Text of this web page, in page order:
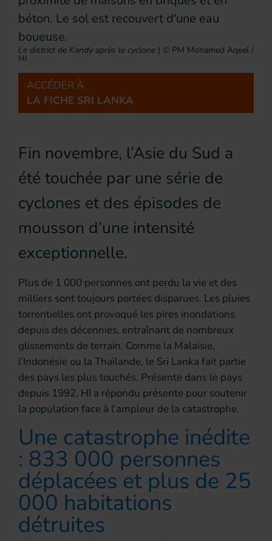
Le district de Kandy après le cyclone | © PM Mohamed Aqeel /
HI
ACCÉDER À
LA FICHE SRI LANKA
Fin novembre, l’Asie du Sud a
été touchée par une série de
cyclones et des épisodes de
mousson d’une intensité
exceptionnelle.
Plus de 1 000 personnes ont perdu la vie et des
milliers sont toujours portées disparues. Les pluies
torrentielles ont provoqué les pires inondations
depuis des décennies, entraînant de nombreux
glissements de terrain. Comme la Malaisie,
l’Indonésie ou la Thaïlande, le Sri Lanka fait partie
des pays les plus touchés. Présente dans le pays
depuis 1992, HI a répondu présente pour soutenir
la population face à l’ampleur de la catastrophe.
Une catastrophe inédite
: 833 000 personnes
déplacées et plus de 25
000 habitations
détruites